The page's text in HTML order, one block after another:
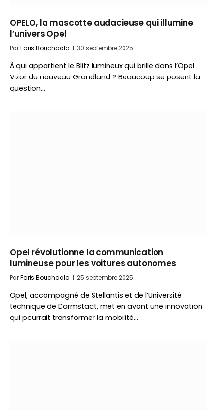
OPELO, la mascotte audacieuse qui illumine
l’univers Opel
ParFaris Bouchaala 30 septembre 2025
À qui appartient le Blitz lumineux qui brille dans l’Opel
Vizor du nouveau Grandland ? Beaucoup se posent la
question…
Opel révolutionne la communication
lumineuse pour les voitures autonomes
ParFaris Bouchaala 25 septembre 2025
Opel, accompagné de Stellantis et de l’Université
technique de Darmstadt, met en avant une innovation
qui pourrait transformer la mobilité…